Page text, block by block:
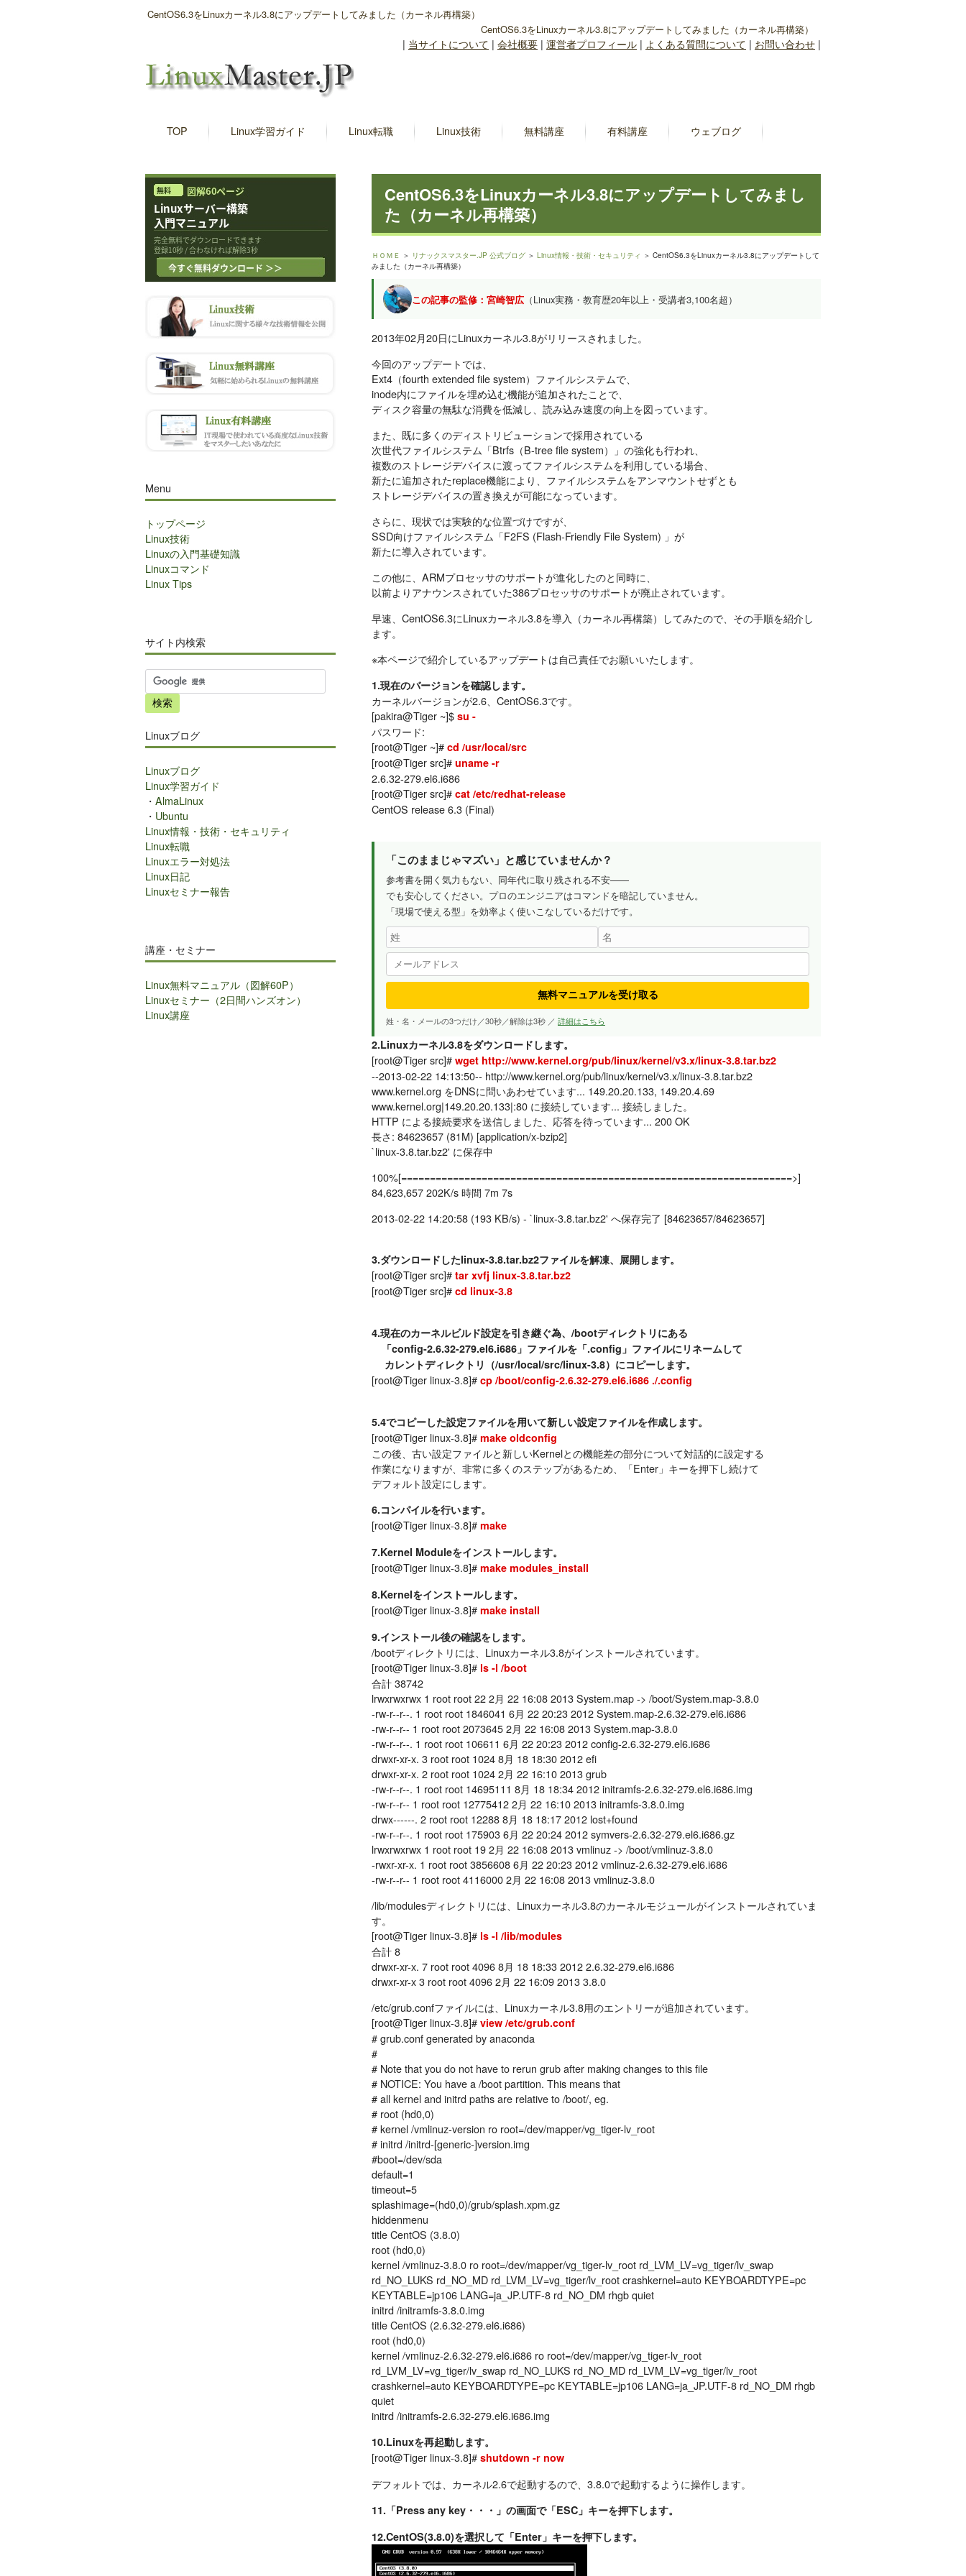
CentOS6.3をLinuxカーネル3.8にアップデートしてみました（カーネル再構築）
CentOS6.3をLinuxカーネル3.8にアップデートしてみました（カーネル再構築）
| 当サイトについて | 会社概要 | 運営者プロフィール | よくある質問について | お問い合わせ |
TOP Linux学習ガイド Linux転職 Linux技術 無料講座 有料講座 ウェブログ
CentOS6.3をLinuxカーネル3.8にアップデートしてみまし
た（カーネル再構築）
ＨＯＭＥ ＞ リナックスマスター.JP 公式ブログ ＞ Linux情報・技術・セキュリティ ＞ CentOS6.3をLinuxカーネル3.8にアップデートして
みました（カーネル再構築）
この記事の監修：宮崎智広（Linux実務・教育歴20年以上・受講者3,100名超）
2013年02月20日にLinuxカーネル3.8がリリースされました。
今回のアップデートでは、
Ext4（fourth extended file system）ファイルシステムで、
inode内にファイルを埋め込む機能が追加されたことで、
ディスク容量の無駄な消費を低減し、読み込み速度の向上を図っています。
また、既に多くのディストリビューションで採用されている
次世代ファイルシステム「Btrfs（B-tree file system）」の強化も行われ、
複数のストレージデバイスに渡ってファイルシステムを利用している場合、
新たに追加されたreplace機能により、ファイルシステムをアンマウントせずとも
ストレージデバイスの置き換えが可能になっています。
さらに、現状では実験的な位置づけですが、
SSD向けファイルシステム「F2FS (Flash-Friendly File System) 」が
新たに導入されています。
この他に、ARMプロセッサのサポートが進化したのと同時に、
以前よりアナウンスされていた386プロセッサのサポートが廃止されています。
早速、CentOS6.3にLinuxカーネル3.8を導入（カーネル再構築）してみたので、その手順を紹介し
ます。
※本ページで紹介しているアップデートは自己責任でお願いいたします。
1.現在のバージョンを確認します。
カーネルバージョンが2.6、CentOS6.3です。
[pakira@Tiger ~]$ su -
パスワード:
[root@Tiger ~]# cd /usr/local/src
[root@Tiger src]# uname -r
2.6.32-279.el6.i686
[root@Tiger src]# cat /etc/redhat-release
CentOS release 6.3 (Final)
「このままじゃマズい」と感じていませんか？
参考書を開く気力もない、同年代に取り残される不安——
でも安心してください。プロのエンジニアはコマンドを暗記していません。
「現場で使える型」を効率よく使いこなしているだけです。
無料マニュアルを受け取る
姓・名・メールの3つだけ／30秒／解除は3秒 ／ 詳細はこちら
2.Linuxカーネル3.8をダウンロードします。
[root@Tiger src]# wget http://www.kernel.org/pub/linux/kernel/v3.x/linux-3.8.tar.bz2
--2013-02-22 14:13:50-- http://www.kernel.org/pub/linux/kernel/v3.x/linux-3.8.tar.bz2
www.kernel.org をDNSに問いあわせています... 149.20.20.133, 149.20.4.69
www.kernel.org|149.20.20.133|:80 に接続しています... 接続しました。
HTTP による接続要求を送信しました、応答を待っています... 200 OK
長さ: 84623657 (81M) [application/x-bzip2]
`linux-3.8.tar.bz2' に保存中
100%[====================================================================>]
84,623,657 202K/s 時間 7m 7s
2013-02-22 14:20:58 (193 KB/s) - `linux-3.8.tar.bz2' へ保存完了 [84623657/84623657]
3.ダウンロードしたlinux-3.8.tar.bz2ファイルを解凍、展開します。
[root@Tiger src]# tar xvfj linux-3.8.tar.bz2
[root@Tiger src]# cd linux-3.8
4.現在のカーネルビルド設定を引き継ぐ為、/bootディレクトリにある
「config-2.6.32-279.el6.i686」ファイルを「.config」ファイルにリネームして
カレントディレクトリ（/usr/local/src/linux-3.8）にコピーします。
[root@Tiger linux-3.8]# cp /boot/config-2.6.32-279.el6.i686 ./.config
5.4でコピーした設定ファイルを用いて新しい設定ファイルを作成します。
[root@Tiger linux-3.8]# make oldconfig
この後、古い設定ファイルと新しいKernelとの機能差の部分について対話的に設定する
作業になりますが、非常に多くのステップがあるため、「Enter」キーを押下し続けて
デフォルト設定にします。
6.コンパイルを行います。
[root@Tiger linux-3.8]# make
7.Kernel Moduleをインストールします。
[root@Tiger linux-3.8]# make modules_install
8.Kernelをインストールします。
[root@Tiger linux-3.8]# make install
9.インストール後の確認をします。
/bootディレクトリには、Linuxカーネル3.8がインストールされています。
[root@Tiger linux-3.8]# ls -l /boot
合計 38742
lrwxrwxrwx 1 root root 22 2月 22 16:08 2013 System.map -> /boot/System.map-3.8.0
-rw-r--r--. 1 root root 1846041 6月 22 20:23 2012 System.map-2.6.32-279.el6.i686
-rw-r--r-- 1 root root 2073645 2月 22 16:08 2013 System.map-3.8.0
-rw-r--r--. 1 root root 106611 6月 22 20:23 2012 config-2.6.32-279.el6.i686
drwxr-xr-x. 3 root root 1024 8月 18 18:30 2012 efi
drwxr-xr-x. 2 root root 1024 2月 22 16:10 2013 grub
-rw-r--r--. 1 root root 14695111 8月 18 18:34 2012 initramfs-2.6.32-279.el6.i686.img
-rw-r--r-- 1 root root 12775412 2月 22 16:10 2013 initramfs-3.8.0.img
drwx------. 2 root root 12288 8月 18 18:17 2012 lost+found
-rw-r--r--. 1 root root 175903 6月 22 20:24 2012 symvers-2.6.32-279.el6.i686.gz
lrwxrwxrwx 1 root root 19 2月 22 16:08 2013 vmlinuz -> /boot/vmlinuz-3.8.0
-rwxr-xr-x. 1 root root 3856608 6月 22 20:23 2012 vmlinuz-2.6.32-279.el6.i686
-rw-r--r-- 1 root root 4116000 2月 22 16:08 2013 vmlinuz-3.8.0
/lib/modulesディレクトリには、Linuxカーネル3.8のカーネルモジュールがインストールされていま
す。
[root@Tiger linux-3.8]# ls -l /lib/modules
合計 8
drwxr-xr-x. 7 root root 4096 8月 18 18:33 2012 2.6.32-279.el6.i686
drwxr-xr-x 3 root root 4096 2月 22 16:09 2013 3.8.0
/etc/grub.confファイルには、Linuxカーネル3.8用のエントリーが追加されています。
[root@Tiger linux-3.8]# view /etc/grub.conf
# grub.conf generated by anaconda
#
# Note that you do not have to rerun grub after making changes to this file
# NOTICE: You have a /boot partition. This means that
# all kernel and initrd paths are relative to /boot/, eg.
# root (hd0,0)
# kernel /vmlinuz-version ro root=/dev/mapper/vg_tiger-lv_root
# initrd /initrd-[generic-]version.img
#boot=/dev/sda
default=1
timeout=5
splashimage=(hd0,0)/grub/splash.xpm.gz
hiddenmenu
title CentOS (3.8.0)
root (hd0,0)
kernel /vmlinuz-3.8.0 ro root=/dev/mapper/vg_tiger-lv_root rd_LVM_LV=vg_tiger/lv_swap
rd_NO_LUKS rd_NO_MD rd_LVM_LV=vg_tiger/lv_root crashkernel=auto KEYBOARDTYPE=pc
KEYTABLE=jp106 LANG=ja_JP.UTF-8 rd_NO_DM rhgb quiet
initrd /initramfs-3.8.0.img
title CentOS (2.6.32-279.el6.i686)
root (hd0,0)
kernel /vmlinuz-2.6.32-279.el6.i686 ro root=/dev/mapper/vg_tiger-lv_root
rd_LVM_LV=vg_tiger/lv_swap rd_NO_LUKS rd_NO_MD rd_LVM_LV=vg_tiger/lv_root
crashkernel=auto KEYBOARDTYPE=pc KEYTABLE=jp106 LANG=ja_JP.UTF-8 rd_NO_DM rhgb
quiet
initrd /initramfs-2.6.32-279.el6.i686.img
10.Linuxを再起動します。
[root@Tiger linux-3.8]# shutdown -r now
デフォルトでは、カーネル2.6で起動するので、3.8.0で起動するように操作します。
11.「Press any key・・・」の画面で「ESC」キーを押下します。
12.CentOS(3.8.0)を選択して「Enter」キーを押下します。
Menu
トップページ
Linux技術
Linuxの入門基礎知識
Linuxコマンド
Linux Tips
サイト内検索
サ
イ
ト
検
索
Linuxブログ
Linuxブログ
Linux学習ガイド
・ AlmaLinux
・ Ubuntu
Linux情報・技術・セキュリティ
Linux転職
Linuxエラー対処法
Linux日記
Linuxセミナー報告
講座・セミナー
Linux無料マニュアル（図解60P）
Linuxセミナー（2日間ハンズオン）
Linux講座